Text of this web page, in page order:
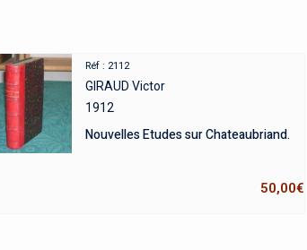
Réf : 2112
GIRAUD Victor
1912
Nouvelles Etudes sur Chateaubriand.
50,00€